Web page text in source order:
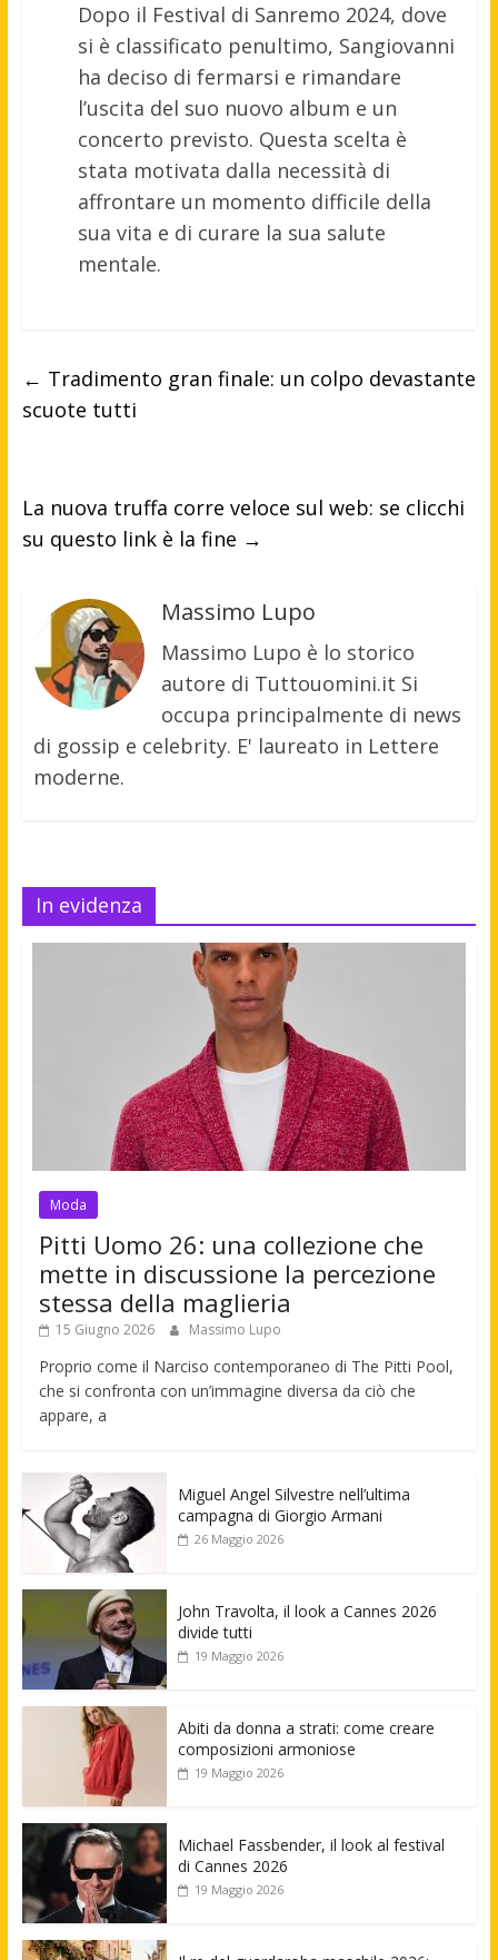
Dopo il Festival di Sanremo 2024, dove
si è classificato penultimo, Sangiovanni
ha deciso di fermarsi e rimandare
l’uscita del suo nuovo album e un
concerto previsto. Questa scelta è
stata motivata dalla necessità di
affrontare un momento difficile della
sua vita e di curare la sua salute
mentale.
← Tradimento gran finale: un colpo devastante
scuote tutti
La nuova truffa corre veloce sul web: se clicchi
su questo link è la fine →
Massimo Lupo
Massimo Lupo è lo storico
autore di Tuttouomini.it Si
occupa principalmente di news
di gossip e celebrity. E' laureato in Lettere
moderne.
In evidenza
Moda
Pitti Uomo 26: una collezione che
mette in discussione la percezione
stessa della maglieria
15 Giugno 2026 Massimo Lupo
Proprio come il Narciso contemporaneo di The Pitti Pool,
che si confronta con un’immagine diversa da ciò che
appare, a
Miguel Angel Silvestre nell’ultima
campagna di Giorgio Armani
26 Maggio 2026
John Travolta, il look a Cannes 2026
divide tutti
19 Maggio 2026
Abiti da donna a strati: come creare
composizioni armoniose
19 Maggio 2026
Michael Fassbender, il look al festival
di Cannes 2026
19 Maggio 2026